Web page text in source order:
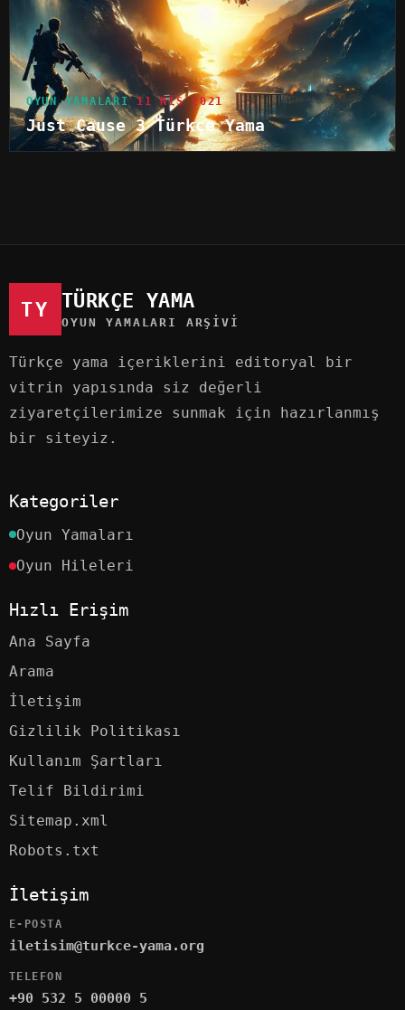
OYUN YAMALARI 11 NIS 2021
Just Cause 3 Türkçe Yama
TY TÜRKÇE YAMA
OYUN YAMALARI ARŞIVI
Türkçe yama içeriklerini editoryal bir
vitrin yapısında siz değerli
ziyaretçilerimize sunmak için hazırlanmış
bir siteyiz.
Kategoriler
Oyun Yamaları
Oyun Hileleri
Hızlı Erişim
Ana Sayfa
Arama
İletişim
Gizlilik Politikası
Kullanım Şartları
Telif Bildirimi
Sitemap.xml
Robots.txt
İletişim
E-POSTA
iletisim@turkce-yama.org
TELEFON
+90 532 5 00000 5